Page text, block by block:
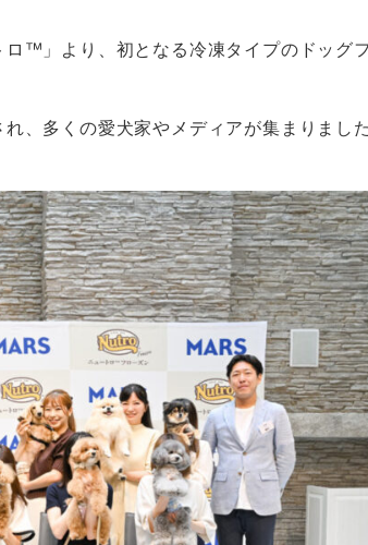
™」より、初となる冷凍タイプのドッグ
、多くの愛犬家やメディアが集まりまし